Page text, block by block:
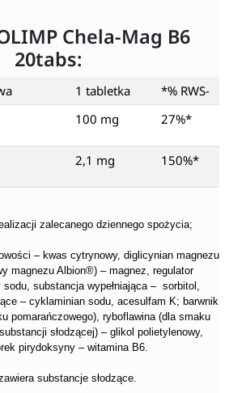
Chela-Mag B6
20tabs:
1 tabletka
*% RWS-
100 mg 27%*
2,1 mg 150%*
zalecanego dziennego spożycia;
– kwas cytrynowy, diglicynian magnezu
magnezu Albion®) – magnez, regulator
substancja wypełniająca – sorbitol,
– cyklaminian sodu, acesulfam K; barwnik
pomarańczowego), ryboflawina (dla smaku
słodzącej) – glikol polietylenowy,
pirydoksyny – witamina B6.
substancje słodzące.